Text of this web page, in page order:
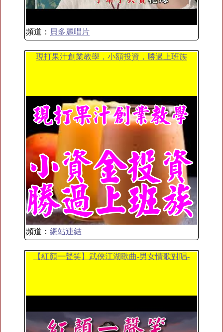
頻道： 貝多麗唱片
現打果汁創業教學，小額投資，勝過上班族
頻道： 網站連結
【紅顏一聲笑】武俠江湖歌曲-男女情歌對唱-